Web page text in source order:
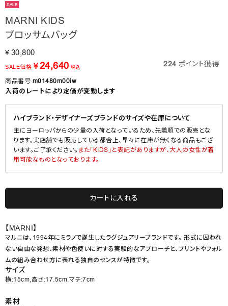
SALE
MARNI KIDS
ブロッサムバッグ
¥ 30,800
SALE価格 ¥ 24,640 税込 224 ポイント獲得
商品番号 m01480m00iw
入荷のレートにより定価が変動します
ハイブランド・デザイナーズブランドのサイズや在庫について
主にヨーロッパからの少量の入荷となっているため、先着順での販売とな
ります。実店舗でも販売している都合上、早々に在庫が無くなる商品もござ
います。ご了承ください。 また「KIDS」と表記がありますが、大人の女性が着
用可能なものとなっております。
カートに入れる
【MARNI】
マルニは、1994年にミラノで誕生したラグジュアリーブランドです。 形式に囚われ
ない自由な発想、素材や色使いに対する実験的なアプローチと、プリントやフォル
ムの組み合わせ方に表れる独自のセンスが特徴です。
サイズ
横:15cm,高さ:17.5cm,マチ:7cm
素材